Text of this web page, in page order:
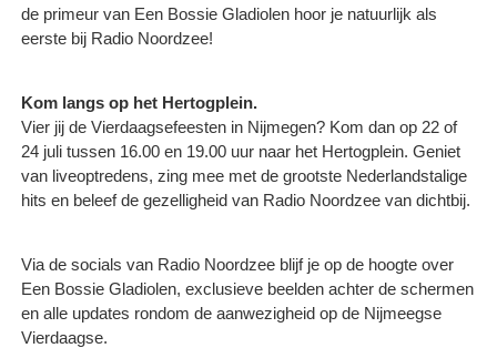
de primeur van Een Bossie Gladiolen hoor je natuurlijk als
eerste bij Radio Noordzee!
Kom langs op het Hertogplein.
Vier jij de Vierdaagsefeesten in Nijmegen? Kom dan op 22 of
24 juli tussen 16.00 en 19.00 uur naar het Hertogplein. Geniet
van liveoptredens, zing mee met de grootste Nederlandstalige
hits en beleef de gezelligheid van Radio Noordzee van dichtbij.
Via de socials van Radio Noordzee blijf je op de hoogte over
Een Bossie Gladiolen, exclusieve beelden achter de schermen
en alle updates rondom de aanwezigheid op de Nijmeegse
Vierdaagse.